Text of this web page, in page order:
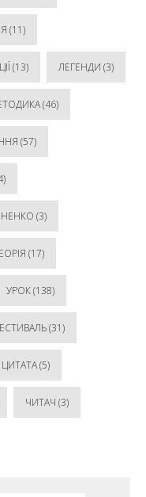
(11)
(13) ЛЕГЕНДИ (3)
(46)
(57)
(3)
(17)
УРОК(138)
(31)
ЦИТАТА(5)
ЧИТАЧ (3)